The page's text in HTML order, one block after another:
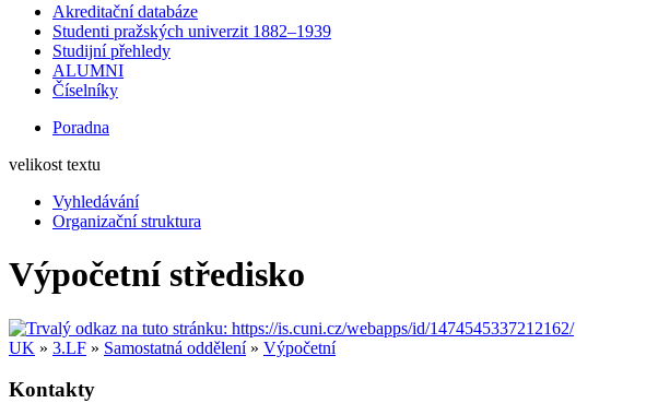
Akreditační databáze
Studenti pražských univerzit 1882–1939
Studijní přehledy
ALUMNI
Číselníky
Poradna
velikost textu
Vyhledávání
Organizační struktura
Výpočetní středisko
UK » 3.LF » Samostatná oddělení» Výpočetní
Kontakty